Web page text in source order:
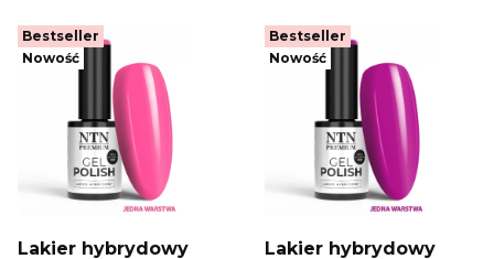
Bestseller
Nowość
Lakier hybrydowy
Bestseller
Nowość
Lakier hybrydowy